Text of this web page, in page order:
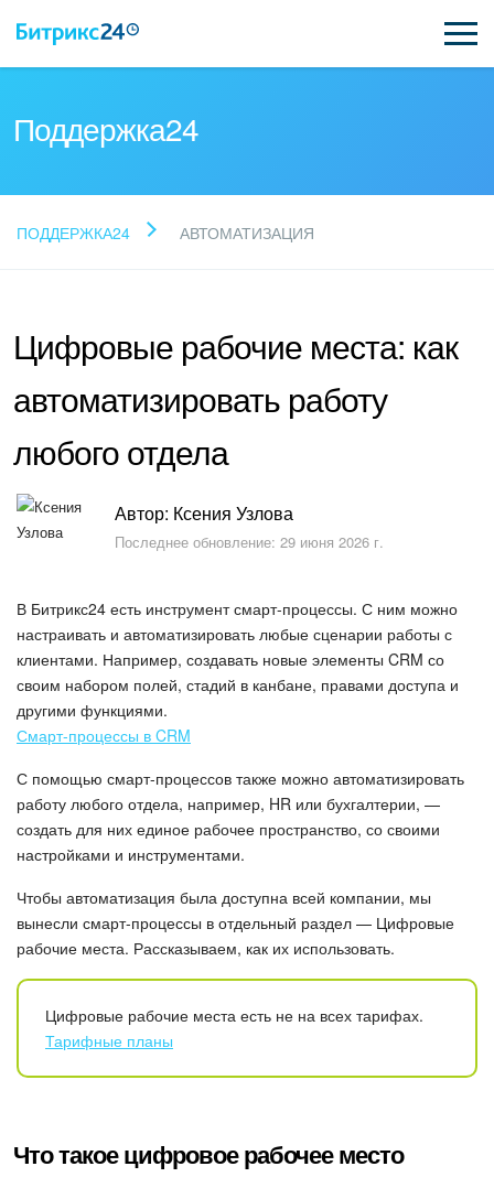
Прочитайте готовые
Новые статьи
Поддержка Битрикс24
Регистрация и вход
Безопасность в Битрикс24
Тарифы и оплата
С чего начать
AI в Битрикс24
Вайбкод
Лента Новостей
Задачи
Мессенджер
Календарь
Диск
Сайты
Поддержка24
ПОДДЕРЖКА24 АВТОМАТИЗАЦИЯ
Цифровые рабочие места: как
автоматизировать работу
любого отдела
Автор: Ксения Узлова
Последнее обновление: 29 июня 2026 г.
В Битрикс24 есть инструмент смарт-процессы. С ним можно
настраивать и автоматизировать любые сценарии работы с
клиентами. Например, создавать новые элементы CRM со
своим набором полей, стадий в канбане, правами доступа и
другими функциями.
Смарт-процессы в CRM
С помощью смарт-процессов также можно автоматизировать
работу любого отдела, например, HR или бухгалтерии, —
создать для них единое рабочее пространство, со своими
настройками и инструментами.
Чтобы автоматизация была доступна всей компании, мы
вынесли смарт-процессы в отдельный раздел — Цифровые
рабочие места. Рассказываем, как их использовать.
Цифровые рабочие места есть не на всех тарифах.
Тарифные планы
Что такое цифровое рабочее место